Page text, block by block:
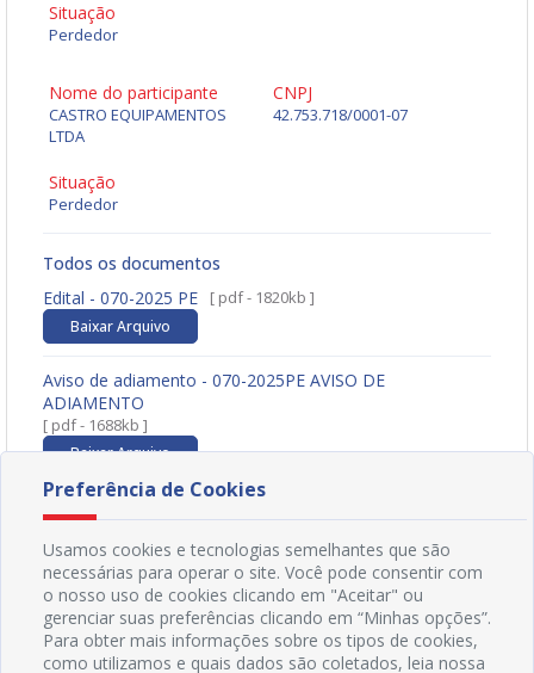
Situação
Perdedor
Nome do participante
CASTRO EQUIPAMENTOS
LTDA
CNPJ
42.753.718/0001-07
Situação
Perdedor
Todos os documentos
Edital - 070-2025 PE
[ pdf - 1820kb ]
Baixar Arquivo
Aviso de adiamento - 070-2025PE AVISO DE
ADIAMENTO
[ pdf - 1688kb ]
Baixar Arquivo
Preferência de Cookies
Usamos cookies e tecnologias semelhantes que são
necessárias para operar o site. Você pode consentir com
o nosso uso de cookies clicando em "Aceitar" ou
gerenciar suas preferências clicando em “Minhas opções”.
Para obter mais informações sobre os tipos de cookies,
como utilizamos e quais dados são coletados, leia nossa